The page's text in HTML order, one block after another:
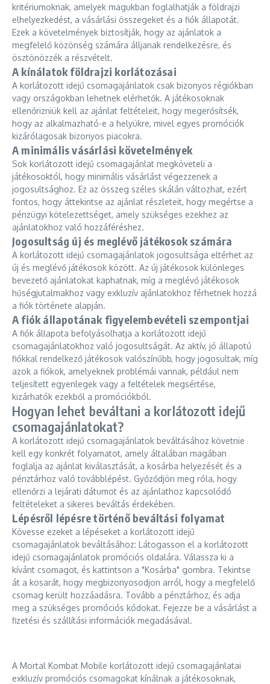
kritériumoknak, amelyek magukban foglalhatják a földrajzi
elhelyezkedést, a vásárlási összegeket és a fiók állapotát.
Ezek a követelmények biztosítják, hogy az ajánlatok a
megfelelő közönség számára álljanak rendelkezésre, és
ösztönözzék a részvételt.
A kínálatok földrajzi korlátozásai
A korlátozott idejű csomagajánlatok csak bizonyos régiókban
vagy országokban lehetnek elérhetők. A játékosoknak
ellenőrizniük kell az ajánlat feltételeit, hogy megerősítsék,
hogy az alkalmazható-e a helyükre, mivel egyes promóciók
kizárólagosak bizonyos piacokra.
A minimális vásárlási követelmények
Sok korlátozott idejű csomagajánlat megköveteli a
játékosoktól, hogy minimális vásárlást végezzenek a
jogosultsághoz. Ez az összeg széles skálán változhat, ezért
fontos, hogy áttekintse az ajánlat részleteit, hogy megértse a
pénzügyi kötelezettséget, amely szükséges ezekhez az
ajánlatokhoz való hozzáféréshez.
Jogosultság új és meglévő játékosok számára
A korlátozott idejű csomagajánlatok jogosultsága eltérhet az
új és meglévő játékosok között. Az új játékosok különleges
bevezető ajánlatokat kaphatnak, míg a meglévő játékosok
hűségjutalmakhoz vagy exkluzív ajánlatokhoz férhetnek hozzá
a fiók története alapján.
A fiók állapotának figyelembevételi szempontjai
A fiók állapota befolyásolhatja a korlátozott idejű
csomagajánlatokhoz való jogosultságát. Az aktív, jó állapotú
fiókkal rendelkező játékosok valószínűbb, hogy jogosultak, míg
azok a fiókok, amelyeknek problémái vannak, például nem
teljesített egyenlegek vagy a feltételek megsértése,
kizárhatók ezekből a promóciókból.
Hogyan lehet beváltani a korlátozott idejű
csomagajánlatokat?
A korlátozott idejű csomagajánlatok beváltásához követnie
kell egy konkrét folyamatot, amely általában magában
foglalja az ajánlat kiválasztását, a kosárba helyezését és a
pénztárhoz való továbblépést. Győződjön meg róla, hogy
ellenőrzi a lejárati dátumot és az ajánlathoz kapcsolódó
feltételeket a sikeres beváltás érdekében.
Lépésről lépésre történő beváltási folyamat
Kövesse ezeket a lépéseket a korlátozott idejű
csomagajánlatok beváltásához: Látogasson el a korlátozott
idejű csomagajánlatok promóciós oldalára. Válassza ki a
kívánt csomagot, és kattintson a "Kosárba" gombra. Tekintse
át a kosarát, hogy megbizonyosodjon arról, hogy a megfelelő
csomag került hozzáadásra. Tovább a pénztárhoz, és adja
meg a szükséges promóciós kódokat. Fejezze be a vásárlást a
fizetési és szállítási információk megadásával.
A Mortal Kombat Mobile korlátozott idejű csomagajánlatai
exkluzív promóciós csomagokat kínálnak a játékosoknak,